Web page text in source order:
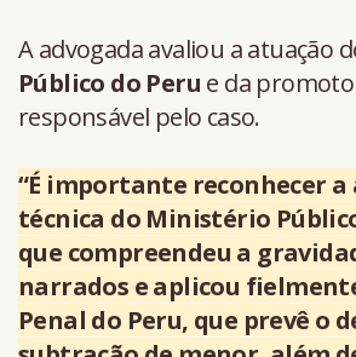
A advogada avaliou a atuação
Público do Peru e da
responsável pelo caso.
“É importante reconhecer a
técnica do Ministério
que compreendeu a
narrados e aplicou
Penal do Peru, que prevê o